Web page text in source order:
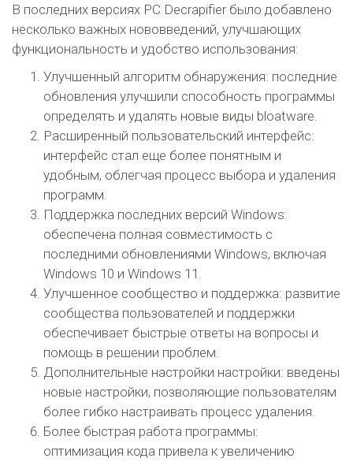
В последних версиях PC Decrapifier было добавлено
несколько важных нововведений, улучшающих
функциональность и удобство использования:
Улучшенный алгоритм обнаружения: последние
обновления улучшили способность программы
определять и удалять новые виды bloatware.
Расширенный пользовательский интерфейс:
интерфейс стал еще более понятным и
удобным, облегчая процесс выбора и удаления
программ.
Поддержка последних версий Windows:
обеспечена полная совместимость с
последними обновлениями Windows, включая
Windows 10 и Windows 11.
Улучшенное сообщество и поддержка: развитие
сообщества пользователей и поддержки
обеспечивает быстрые ответы на вопросы и
помощь в решении проблем.
Дополнительные настройки настройки: введены
новые настройки, позволяющие пользователям
более гибко настраивать процесс удаления.
Более быстрая работа программы:
оптимизация кода привела к увеличению